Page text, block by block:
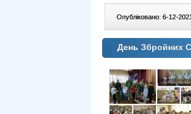
Опубліковано: 6-12-
День Збройних